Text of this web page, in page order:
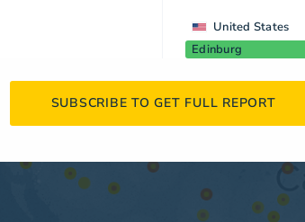
United States
Edinburg
SUBSCRIBE TO GET FULL REPORT